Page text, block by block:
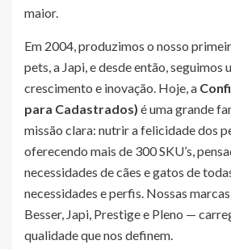
maior.
Em 2004, produzimos o nosso
pets, a Japi, e desde então, seguimos
crescimento e inovação. Hoje, a
para Cadastrados) é uma grande
missão clara: nutrir a felicidade dos
oferecendo mais de 300 SKU’s,
necessidades de cães e gatos de
necessidades e perfis. Nossas
Besser, Japi, Prestige e Pleno —
qualidade que nos definem.